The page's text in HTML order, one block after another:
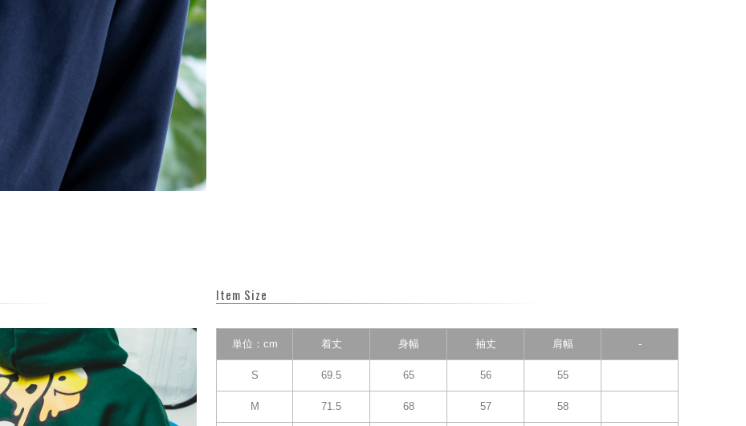
Item Size
単位：cm 着丈 身幅 袖丈 肩幅 -
S 69.5 65 56 55
M 71.5 68 57 58